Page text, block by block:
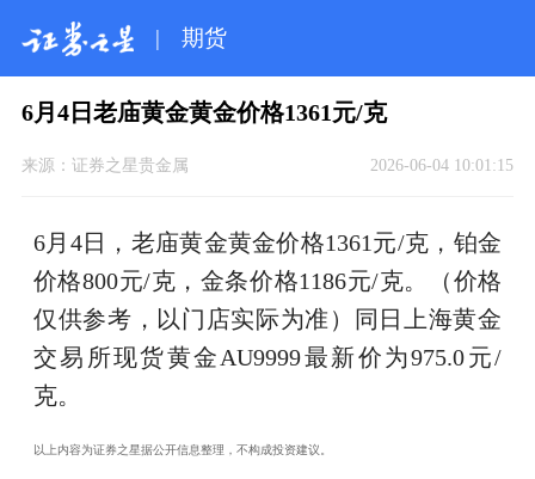
| 期货
6月4日老庙黄金黄金价格1361元/克
来源： 证券之星贵金属 2026-06-04 10:01:15
6月4日，老庙黄金黄金价格1361元/克，铂金
价格800元/克，金条价格1186元/克。（价格
仅供参考，以门店实际为准）同日上海黄金
交易所现货黄金AU9999最新价为975.0元/
克。
以上内容为证券之星据公开信息整理，不构成投资建议。